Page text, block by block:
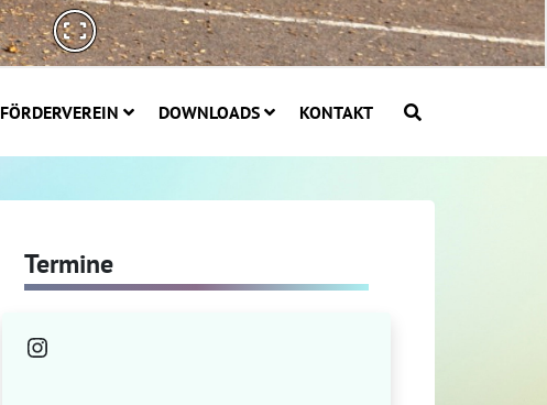
FÖRDERVEREIN DOWNLOADS KONTAKT
Termine
Instagram